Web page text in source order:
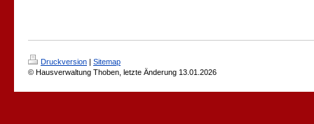
Druckversion | Sitemap
© Hausverwaltung Thoben, letzte Änderung 13.01.2026